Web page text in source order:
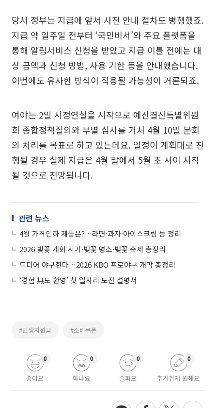
당시 정부는 지급에 앞서 사전 안내 절차도 병행했죠.
지급 약 일주일 전부터 ‘국민비서’와 주요 플랫폼을
통해 알림서비스 신청을 받았고 지급 이틀 전에는 대
상 금액과 신청 방법, 사용 기한 등을 안내했습니다.
이번에도 유사한 방식이 적용될 가능성이 거론되죠.
여야는 2일 시정연설을 시작으로 예산결산특별위원
회 종합정책질의와 부별 심사를 거쳐 4월 10일 본회
의 처리를 목표로 하고 있는데요. 일정이 계획대로 진
행될 경우 실제 지급은 4월 말에서 5월 초 사이 시작
될 것으로 전망됩니다.
관련 뉴스
4월 가격인하 제품은?…라면·과자·아이스크림 등 정리
2026 벚꽃 개화 시기·벚꽃 명소·벚꽃 축제 총정리
드디어 야구한다…2026 KBO 프로야구 개막 총정리
‘경험 無도 환영’ 첫 일자리 도전 설명서
#민생지원금 #소비쿠폰
좋아요
0
화나요
0
슬퍼요
0
추가취재 원해요
0